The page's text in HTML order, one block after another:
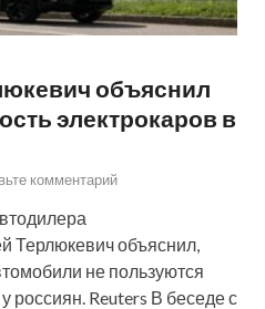
объяснил
электрокаров в
комментарий
Терлюкевич объяснил,
не пользуются
россиян. Reuters В беседе с